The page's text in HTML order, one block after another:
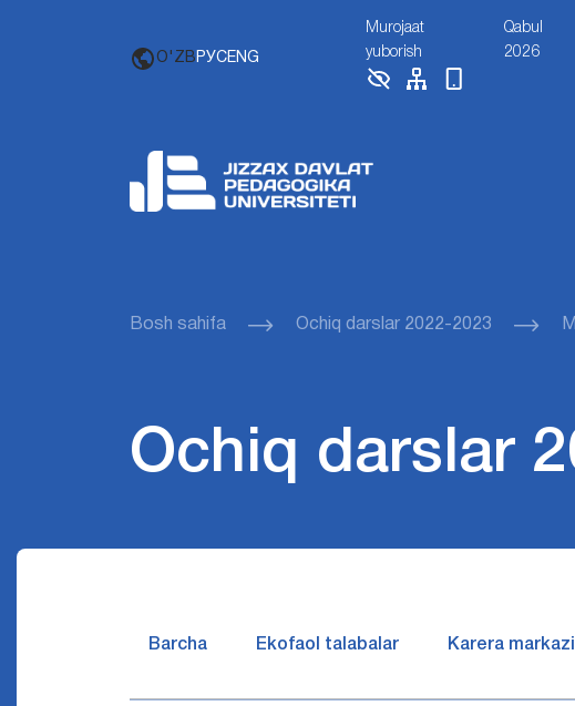
O'ZB РУСENG
Murojaat
yuborish
Qabul
2026
Bosh sahifa Ochiq darslar 2022-2023
Ochiq darslar
Barcha Ekofaol talabalar Karera markazi